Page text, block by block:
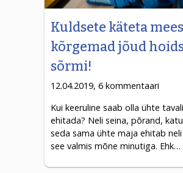
Kuldsete käteta
kõrgemad jõud
sõrmi!
12.04.2019, 6 kommentaari
Kui keeruline saab olla ühte
ehitada? Neli seina, põrand,
seda sama ühte maja ehitab
see valmis mõne minutiga. Ehk…